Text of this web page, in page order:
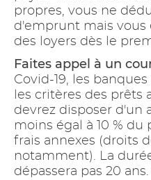
propres, vous ne
d'emprunt mais vous
des loyers dès le
Faites appel à un
Covid-19, les
les critères des prêts
devrez disposer d'un
moins égal à 10 %
frais annexes (droits
notamment). La
dépassera pas 20